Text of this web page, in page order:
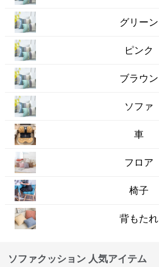
グリーン
ピンク
ブラウン
ソファ
車
フロア
椅子
背もたれ
ソファクッション 人気アイテム